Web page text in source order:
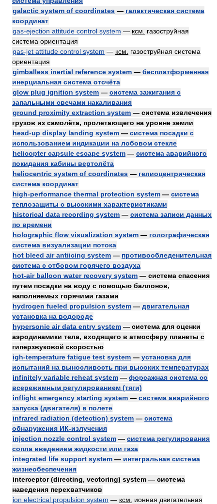
galactic system of coordinates — галактическая система
координат
gas-ejection attitude control system — ксм.
газоструйная
система ориентация
gas-jet attitude control system — ксм.
газоструйная система
ориентация
gimballess inertial reference system — бесплатформенная
инерциальная система отсчёта
glow plug ignition system — система зажигания с
запальными свечами накаливания
ground proximity extraction system — система извлечения
грузов из самолёта, пролетающего на уровне земли
head-up display landing system — система посадки с
использованием индикации на лобовом стекле
helicopter capsule escape system — система аварийного
покидания кабины вертолёта
heliocentric system of coordinates — гелиоцентрическая
система координат
high-performance thermal protection system — система
теплозащиты с высокими характеристиками
historical data recording system — система записи данных
по времени
holographic flow visualization system — голографическая
система визуализации потока
hot bleed air antiicing system — противообледенительная
система с отбором горячего воздуха
hot-air balloon water recovery system — система спасения
путем посадки на воду с помощью баллонов,
наполняемых горячими газами
hydrogen fueled propulsion system — двигательная
установка на водороде
hypersonic air data entry system — система для оценки
аэродинамики тела, входящего в атмосферу планеты с
гиперзвуковой скоростью
igh-temperature fatigue test system — установка для
испытаний на выносливость при высоких температурах
infinitely variable reheat system — форсажная система со
всережимным регулированием (тяги)
inflight emergency starting system — система аварийного
запуска (двигателя) в полете
infrared radiation (detection) system — система
обнаружения ИК-излучения
injection nozzle control system — система регулирования
сопла введением жидкости или газа
integrated life support system — интегральная система
жизнеобеспечения
interceptor (directing, vectoring) system — система
наведения перехватчиков
ion electrical propulsion system — ксм.
ионная двигательная